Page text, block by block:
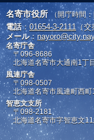
名寄市役所 （開庁時間
電話：01654-3-2111 （
メール：
名寄庁舎
〒096-8686
北海道名寄市大通南1丁
風連庁舎
〒098-0507
北海道名寄市風連町西町
智恵文支所
〒098-2181
北海道名寄市字智恵文